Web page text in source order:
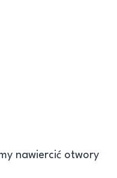
nawiercić otwory